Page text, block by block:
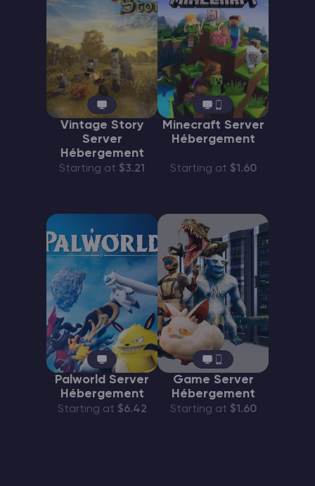
Vintage Story
Server
Hébergement
Starting at $3.21
Minecraft Server
Hébergement
Starting at $1.60
Palworld Server
Hébergement
Starting at $6.42
Game Server
Hébergement
Starting at $1.60